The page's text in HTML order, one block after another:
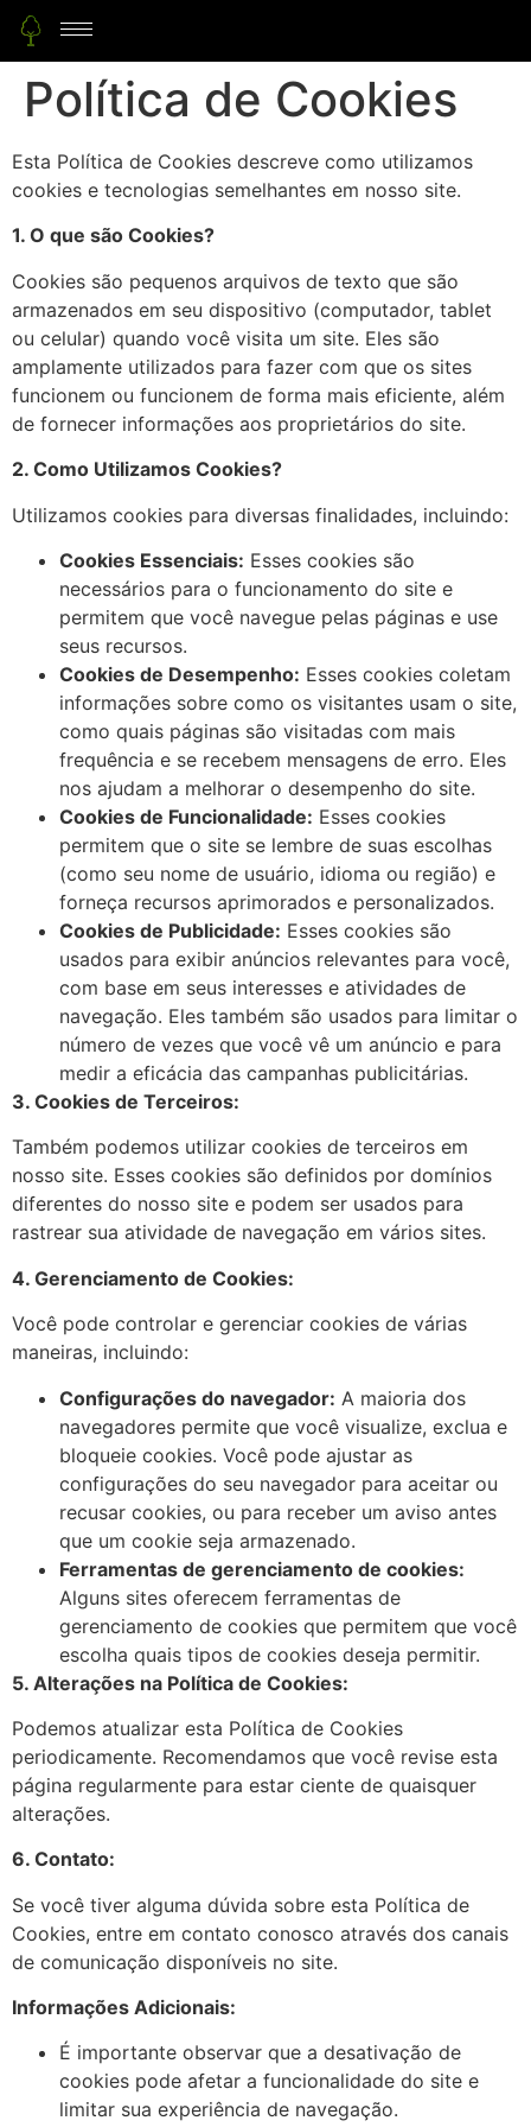
Política de Cookies
Esta Política de Cookies descreve como utilizamos
cookies e tecnologias semelhantes em nosso site.
1. O que são Cookies?
Cookies são pequenos arquivos de texto que são
armazenados em seu dispositivo (computador, tablet
ou celular) quando você visita um site. Eles são
amplamente utilizados para fazer com que os sites
funcionem ou funcionem de forma mais eficiente, além
de fornecer informações aos proprietários do site.
2. Como Utilizamos Cookies?
Utilizamos cookies para diversas finalidades, incluindo:
Cookies Essenciais: Esses cookies são
necessários para o funcionamento do site e
permitem que você navegue pelas páginas e use
seus recursos.
Cookies de Desempenho: Esses cookies coletam
informações sobre como os visitantes usam o site,
como quais páginas são visitadas com mais
frequência e se recebem mensagens de erro. Eles
nos ajudam a melhorar o desempenho do site.
Cookies de Funcionalidade: Esses cookies
permitem que o site se lembre de suas escolhas
(como seu nome de usuário, idioma ou região) e
forneça recursos aprimorados e personalizados.
Cookies de Publicidade: Esses cookies são
usados para exibir anúncios relevantes para você,
com base em seus interesses e atividades de
navegação. Eles também são usados para limitar o
número de vezes que você vê um anúncio e para
medir a eficácia das campanhas publicitárias.
3. Cookies de Terceiros:
Também podemos utilizar cookies de terceiros em
nosso site. Esses cookies são definidos por domínios
diferentes do nosso site e podem ser usados para
rastrear sua atividade de navegação em vários sites.
4. Gerenciamento de Cookies:
Você pode controlar e gerenciar cookies de várias
maneiras, incluindo:
Configurações do navegador: A maioria dos
navegadores permite que você visualize, exclua e
bloqueie cookies. Você pode ajustar as
configurações do seu navegador para aceitar ou
recusar cookies, ou para receber um aviso antes
que um cookie seja armazenado.
Ferramentas de gerenciamento de cookies:
Alguns sites oferecem ferramentas de
gerenciamento de cookies que permitem que você
escolha quais tipos de cookies deseja permitir.
5. Alterações na Política de Cookies:
Podemos atualizar esta Política de Cookies
periodicamente. Recomendamos que você revise esta
página regularmente para estar ciente de quaisquer
alterações.
6. Contato:
Se você tiver alguma dúvida sobre esta Política de
Cookies, entre em contato conosco através dos canais
de comunicação disponíveis no site.
Informações Adicionais:
É importante observar que a desativação de
cookies pode afetar a funcionalidade do site e
limitar sua experiência de navegação.